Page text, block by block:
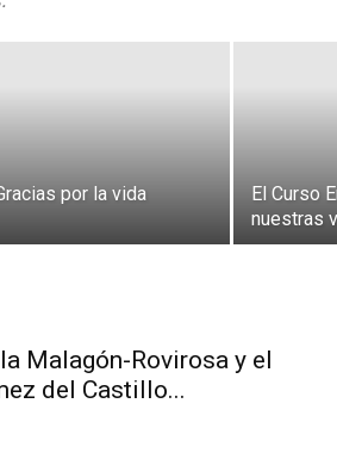
por la vida
El Curso
nuestras
Malagón-Rovirosa y el
del Castillo...